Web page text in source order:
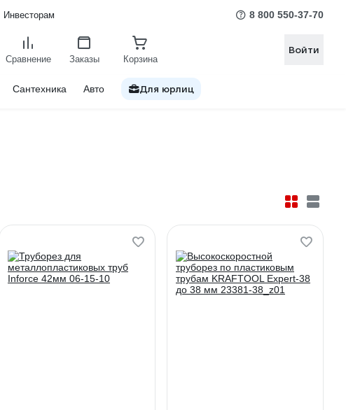
Инвесторам 8 800 550-37-70
Сравнение Заказы Корзина
Войти
Сантехника Авто Для юрлиц